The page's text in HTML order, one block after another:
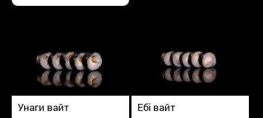
Унаги вайт Ебі вайт